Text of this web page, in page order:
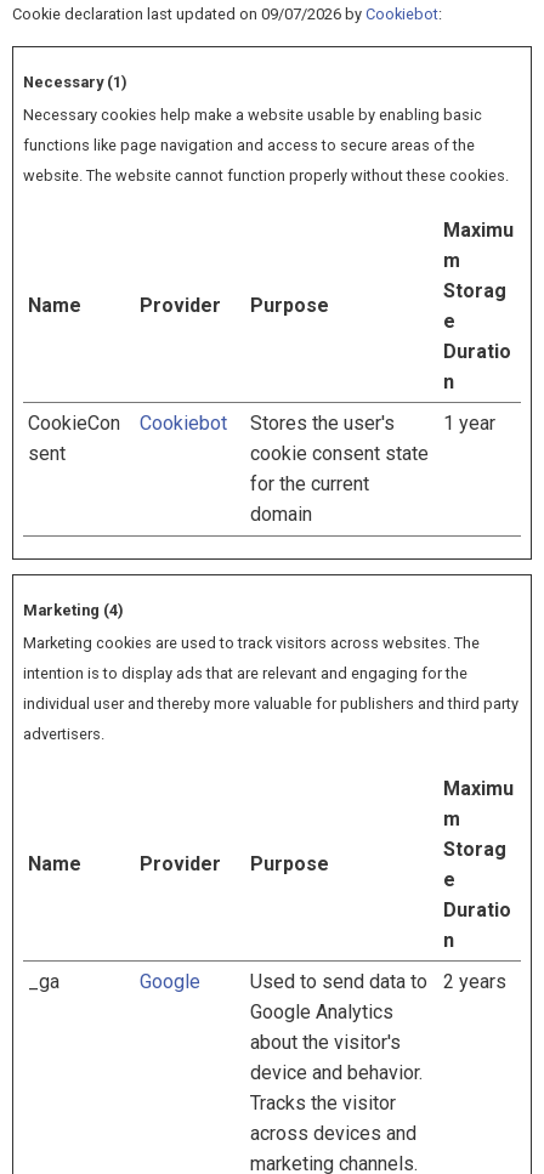
Cookie declaration last updated on 09/07/2026 by Cookiebot:
Necessary (1)
Necessary cookies help make a website usable by enabling basic
functions like page navigation and access to secure areas of the
website. The website cannot function properly without these cookies.
Name Provider Purpose
Maximu
m
Storag
e
Duratio
n
CookieCon
sent
Cookiebot
Stores the user's
cookie consent state
for the current
domain
1 year
Marketing (4)
Marketing cookies are used to track visitors across websites. The
intention is to display ads that are relevant and engaging for the
individual user and thereby more valuable for publishers and third party
advertisers.
Name Provider Purpose
Maximu
m
Storag
e
Duratio
n
_ga
Google
Used to send data to
Google Analytics
about the visitor's
device and behavior.
Tracks the visitor
across devices and
marketing channels.
2 years